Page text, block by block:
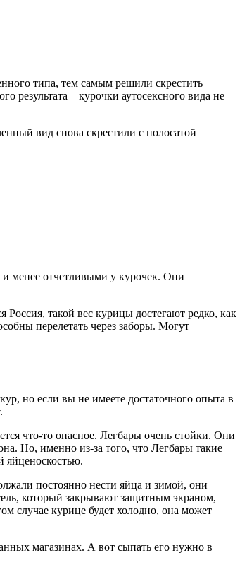
типа, тем самым решили скрестить
– курочки аутосексного вида не
вид снова скрестили с полосатой
и менее отчетливыми у курочек. Они
такой вес курицы достегают редко, как
перелетать через заборы. Могут
но если вы не имеете достаточного опыта в
что-то опасное. Легбары очень стойки. Они
Но, именно из-за того, что Легбары такие
постоянно нести яйца и зимой, они
который закрывают защитным экраном,
случае курице будет холодно, она может
магазинах. А вот сыпать его нужно в